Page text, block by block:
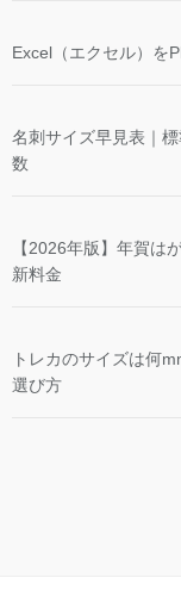
Excel（エクセル）を
名刺サイズ早見表｜
数
【2026年版】年賀は
新料金
トレカのサイズは何
選び方